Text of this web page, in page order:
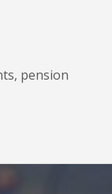
pension